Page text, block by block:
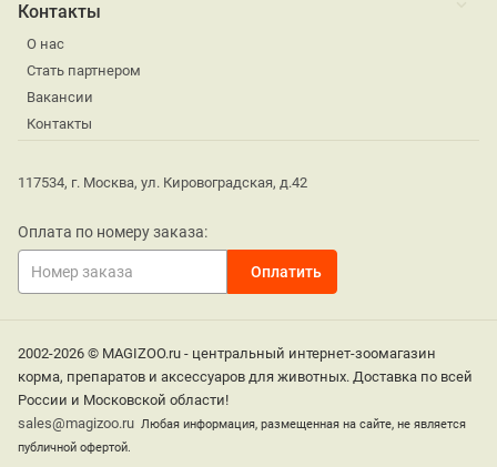
Контакты
О нас
Стать партнером
Вакансии
Контакты
117534, г. Москва, ул. Кировоградская, д.42
Оплата по номеру заказа:
2002-2026 © MAGIZOO.ru - центральный интернет-зоомагазин
корма, препаратов и аксессуаров для животных. Доставка по всей
России и Московской области!
sales@magizoo.ru Любая информация, размещенная на сайте, не является
публичной офертой.